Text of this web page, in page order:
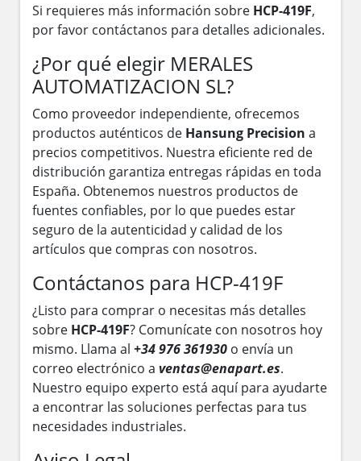
Si requieres más información sobre HCP-419F,
por favor contáctanos para detalles adicionales.
¿Por qué elegir MERALES
AUTOMATIZACION SL?
Como proveedor independiente, ofrecemos
productos auténticos de Hansung Precision a
precios competitivos. Nuestra eficiente red de
distribución garantiza entregas rápidas en toda
España. Obtenemos nuestros productos de
fuentes confiables, por lo que puedes estar
seguro de la autenticidad y calidad de los
artículos que compras con nosotros.
Contáctanos para HCP-419F
¿Listo para comprar o necesitas más detalles
sobre HCP-419F? Comunícate con nosotros hoy
mismo. Llama al +34 976 361930 o envía un
correo electrónico a ventas@enapart.es.
Nuestro equipo experto está aquí para ayudarte
a encontrar las soluciones perfectas para tus
necesidades industriales.